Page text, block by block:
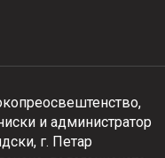
и администратор
г. Петар